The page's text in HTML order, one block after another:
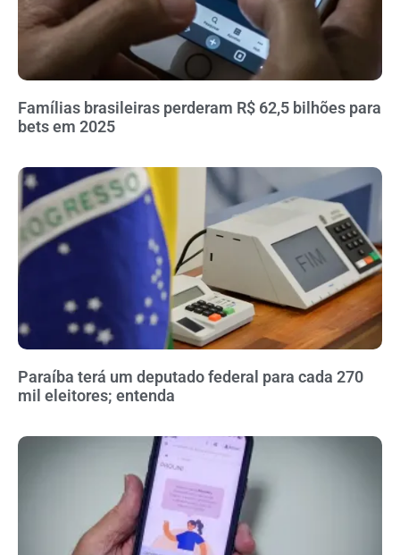
Famílias brasileiras perderam R$ 62,5 bilhões para
bets em 2025
Paraíba terá um deputado federal para cada 270
mil eleitores; entenda